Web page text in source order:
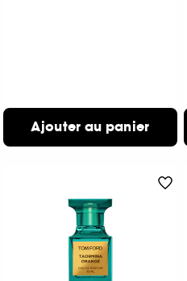
Ajouter au panier